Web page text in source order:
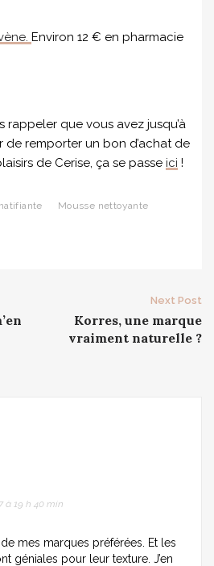
Environ 12 € en pharmacie
rappeler que vous avez jusqu’à
remporter un bon d’achat de
de Cerise, ça se passe ici !
Mousse nettoyante
Next Post
Korres, une marque
vraiment naturelle ?
à 19 h 40 min
de mes marques préférées. Et les
géniales pour leur texture. J’en